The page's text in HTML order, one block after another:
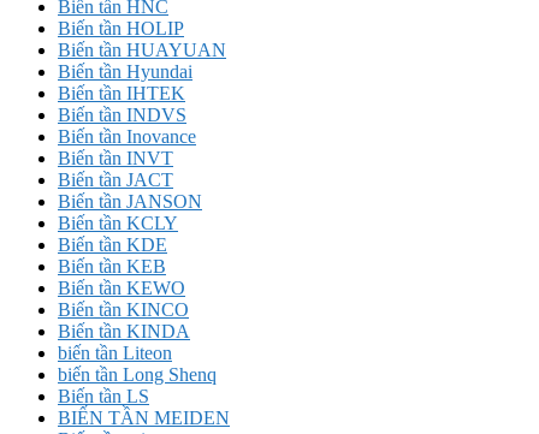
Biến tần HNC
Biến tần HOLIP
Biến tần HUAYUAN
Biến tần Hyundai
Biến tần IHTEK
Biến tần INDVS
Biến tần Inovance
Biến tần INVT
Biến tần JACT
Biến tần JANSON
Biến tần KCLY
Biến tần KDE
Biến tần KEB
Biến tần KEWO
Biến tần KINCO
Biến tần KINDA
biến tần Liteon
biến tần Long Shenq
Biến tần LS
BIẾN TẦN MEIDEN